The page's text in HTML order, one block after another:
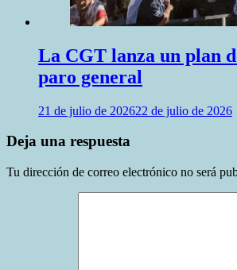
La CGT lanza un plan
paro general
21 de julio de 202622 de julio de 2026
Deja una respuesta
Tu dirección de correo electrónico no será